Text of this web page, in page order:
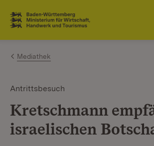
Zum Inhalt springen
Link zur Startseite
Mediathek
Antrittsbesuch
Kretschmann
israelischen